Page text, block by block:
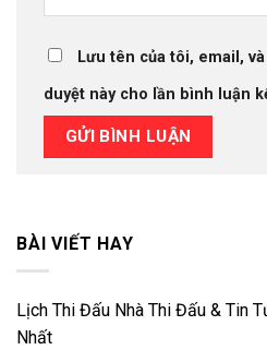
Lưu tên của tôi, email,
duyệt này cho lần bình luận
BÀI VIẾT HAY
Lịch Thi Đấu Nhà Thi Đấu & Tin
Nhất